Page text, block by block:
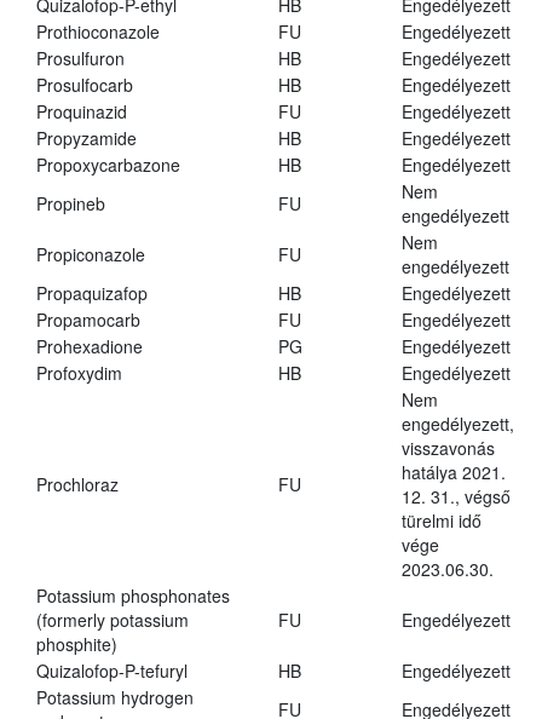
Quizalofop-P-ethyl
HB
Engedélyezett
Prothioconazole
FU
Engedélyezett
Prosulfuron
HB
Engedélyezett
Prosulfocarb
HB
Engedélyezett
Proquinazid
FU
Engedélyezett
Propyzamide
HB
Engedélyezett
Propoxycarbazone
HB
Engedélyezett
Propineb
FU
Nem
engedélyezett
Propiconazole
FU
Nem
engedélyezett
Propaquizafop
HB
Engedélyezett
Propamocarb
FU
Engedélyezett
Prohexadione
PG
Engedélyezett
Profoxydim
HB Engedélyezett
Prochloraz FU
Nem
engedélyezett,
visszavonás
hatálya 2021.
12. 31., végső
türelmi idő
vége
2023.06.30.
Potassium phosphonates
(formerly potassium
phosphite)
FU Engedélyezett
Quizalofop-P-tefuryl HB
Engedélyezett
Potassium hydrogen
FU Engedélyezett